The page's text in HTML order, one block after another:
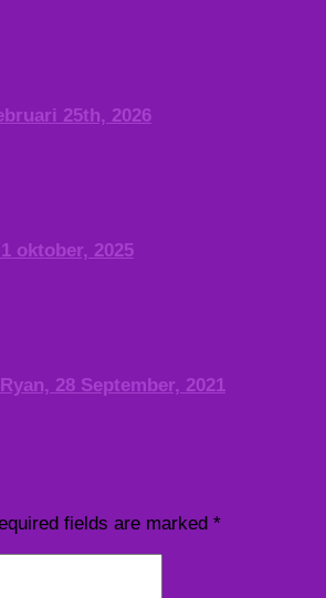
25th, 2026
oktober, 2025
28 September, 2021
fields are marked *